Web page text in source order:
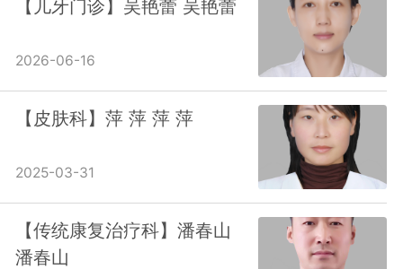
【儿牙门诊】吴艳蕾 吴艳蕾
2026-06-16
【皮肤科】萍 萍 萍 萍
2025-03-31
【传统康复治疗科】潘春山
潘春山